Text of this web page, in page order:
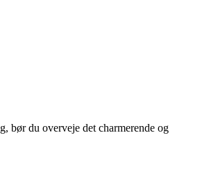
bør du overveje det charmerende og